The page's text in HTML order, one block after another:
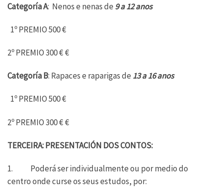
Categoría A: Nenos e nenas de 9 a 12 anos
1º PREMIO 500 €
2º PREMIO 300 € €
Categoría B: Rapaces e raparigas de 13 a 16 anos
1º PREMIO 500 €
2º PREMIO 300 € €
TERCEIRA: PRESENTACIÓN DOS CONTOS:
1. Poderá ser individualmente ou por medio do
centro onde curse os seus estudos, por: